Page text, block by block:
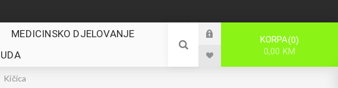
MEDICINSKO DJELOVANJE
KORPA 0
0,00 KM
Kičica